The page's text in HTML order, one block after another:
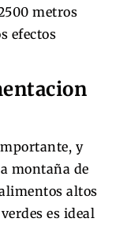
metros
efectos
y
montaña de
altos
es ideal